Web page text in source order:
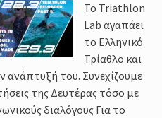
To Triathlon
Lab αγαπάει
το Ελληνικό
Τρίαθλο και
ανάπτυξή του. Συνεχίζουμε
της Δευτέρας τόσο με
διαλόγους Για το